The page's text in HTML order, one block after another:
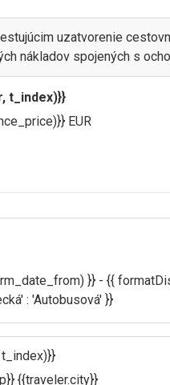
uzatvorenie
nákladov spojených s
t_index)}}
EUR
}} - {{
: 'Autobusová' }}
{{traveler.city}}